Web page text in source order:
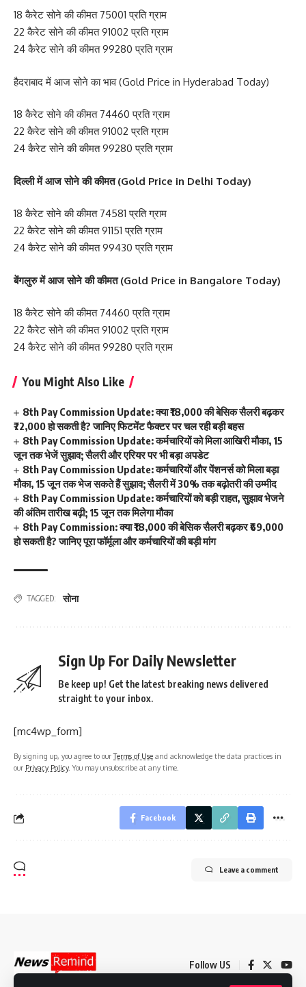
18 कैरेट सोने की कीमत 75001 प्रति ग्राम
22 कैरेट सोने की कीमत 91002 प्रति ग्राम
24 कैरेट सोने की कीमत 99280 प्रति ग्राम
हैदराबाद में आज सोने का भाव (Gold Price in Hyderabad Today)
18 कैरेट सोने की कीमत 74460 प्रति ग्राम
22 कैरेट सोने की कीमत 91002 प्रति ग्राम
24 कैरेट सोने की कीमत 99280 प्रति ग्राम
दिल्ली में आज सोने की कीमत (Gold Price in Delhi Today)
18 कैरेट सोने की कीमत 74581 प्रति ग्राम
22 कैरेट सोने की कीमत 91151 प्रति ग्राम
24 कैरेट सोने की कीमत 99430 प्रति ग्राम
बेंगलुरु में आज सोने की कीमत (Gold Price in Bangalore Today)
18 कैरेट सोने की कीमत 74460 प्रति ग्राम
22 कैरेट सोने की कीमत 91002 प्रति ग्राम
24 कैरेट सोने की कीमत 99280 प्रति ग्राम
You Might Also Like
8th Pay Commission Update: क्या ₹18,000 की बेसिक सैलरी बढ़कर
₹72,000 हो सकती है? जानिए फिटमेंट फैक्टर पर चल रही बड़ी बहस
8th Pay Commission Update: कर्मचारियों को मिला आखिरी मौका, 15
जून तक भेजें सुझाव; सैलरी और एरियर पर भी बड़ा अपडेट
8th Pay Commission Update: कर्मचारियों और पेंशनर्स को मिला बड़ा
मौका, 15 जून तक भेज सकते हैं सुझाव; सैलरी में 30% तक बढ़ोतरी की उम्मीद
8th Pay Commission Update: कर्मचारियों को बड़ी राहत, सुझाव भेजने
की अंतिम तारीख बढ़ी; 15 जून तक मिलेगा मौका
8th Pay Commission: क्या ₹18,000 की बेसिक सैलरी बढ़कर ₹69,000
हो सकती है? जानिए पूरा फॉर्मूला और कर्मचारियों की बड़ी मांग
TAGGED: सोना
Sign Up For Daily Newsletter
Be keep up! Get the latest breaking news delivered
straight to your inbox.
[mc4wp_form]
By signing up, you agree to ourTerms of Use and acknowledge the data practices in
our Privacy Policy. You may unsubscribe at any time.
Facebook
Leave a comment
Follow US